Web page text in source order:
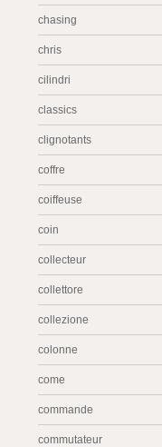
chasing
chris
cilindri
classics
clignotants
coffre
coiffeuse
coin
collecteur
collettore
collezione
colonne
come
commande
commutateur